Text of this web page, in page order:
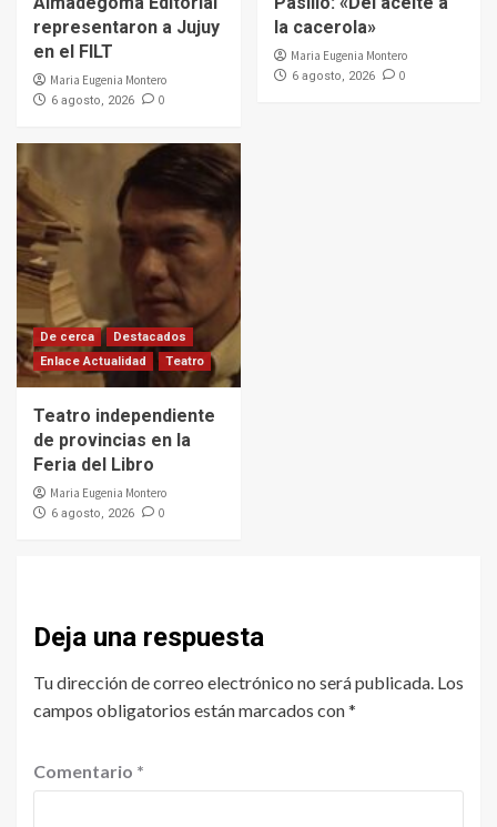
representaron a Jujuy
en el FILT
Maria Eugenia Montero
6 agosto, 2026 0
la cacerola»
Maria Eugenia Montero
6 agosto, 2026 0
De cerca
Destacados
Enlace Actualidad
Teatro
Teatro independiente
de provincias en la
Feria del Libro
Maria Eugenia Montero
6 agosto, 2026 0
Deja una respuesta
Tu dirección de correo electrónico no será publicada. Los
campos obligatorios están marcados con*
Comentario *